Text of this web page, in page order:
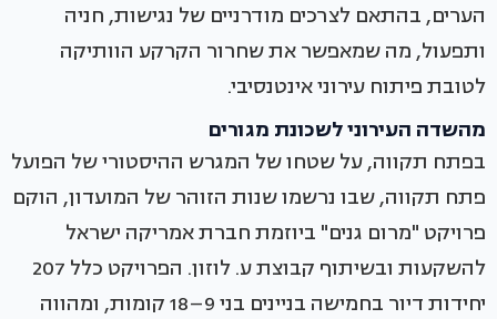
הערים, בהתאם לצרכים מודרניים של נגישות, חניה
ותפעול, מה שמאפשר את שחרור הקרקע הוותיקה
לטובת פיתוח עירוני אינטנסיבי.
מהשדה העירוני לשכונת מגורים
בפתח תקווה, על שטחו של המגרש ההיסטורי של הפועל
פתח תקווה, שבו נרשמו שנות הזוהר של המועדון, הוקם
פרויקט "מרום גנים" ביוזמת חברת אמריקה ישראל
להשקעות ובשיתוף קבוצת ע. לוזון. הפרויקט כלל 207
יחידות דיור בחמישה בניינים בני 9–18 קומות, ומהווה